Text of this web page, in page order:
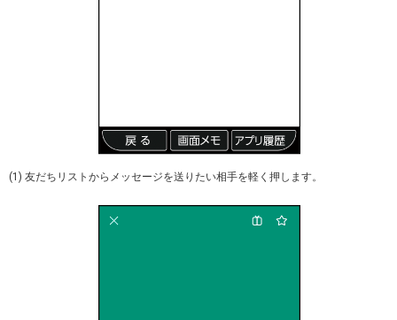
(1) 友だちリストからメッセージを送りたい相手を軽く押します。